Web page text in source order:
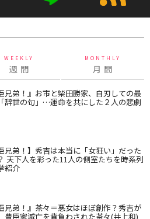
WEEKLY
週 間
MONTHLY
月 間
兄弟！』お市と柴田勝家、自刃しての最
辞世の句」…運命を共にした２人の悲劇
兄弟！】秀吉は本当に「女狂い」だった
天下人を彩った11人の側室たちを時系列
紹介
兄弟！』茶々＝悪女はほぼ創作？秀吉が
豊臣家滅亡を背負わされた茶々(井上和)